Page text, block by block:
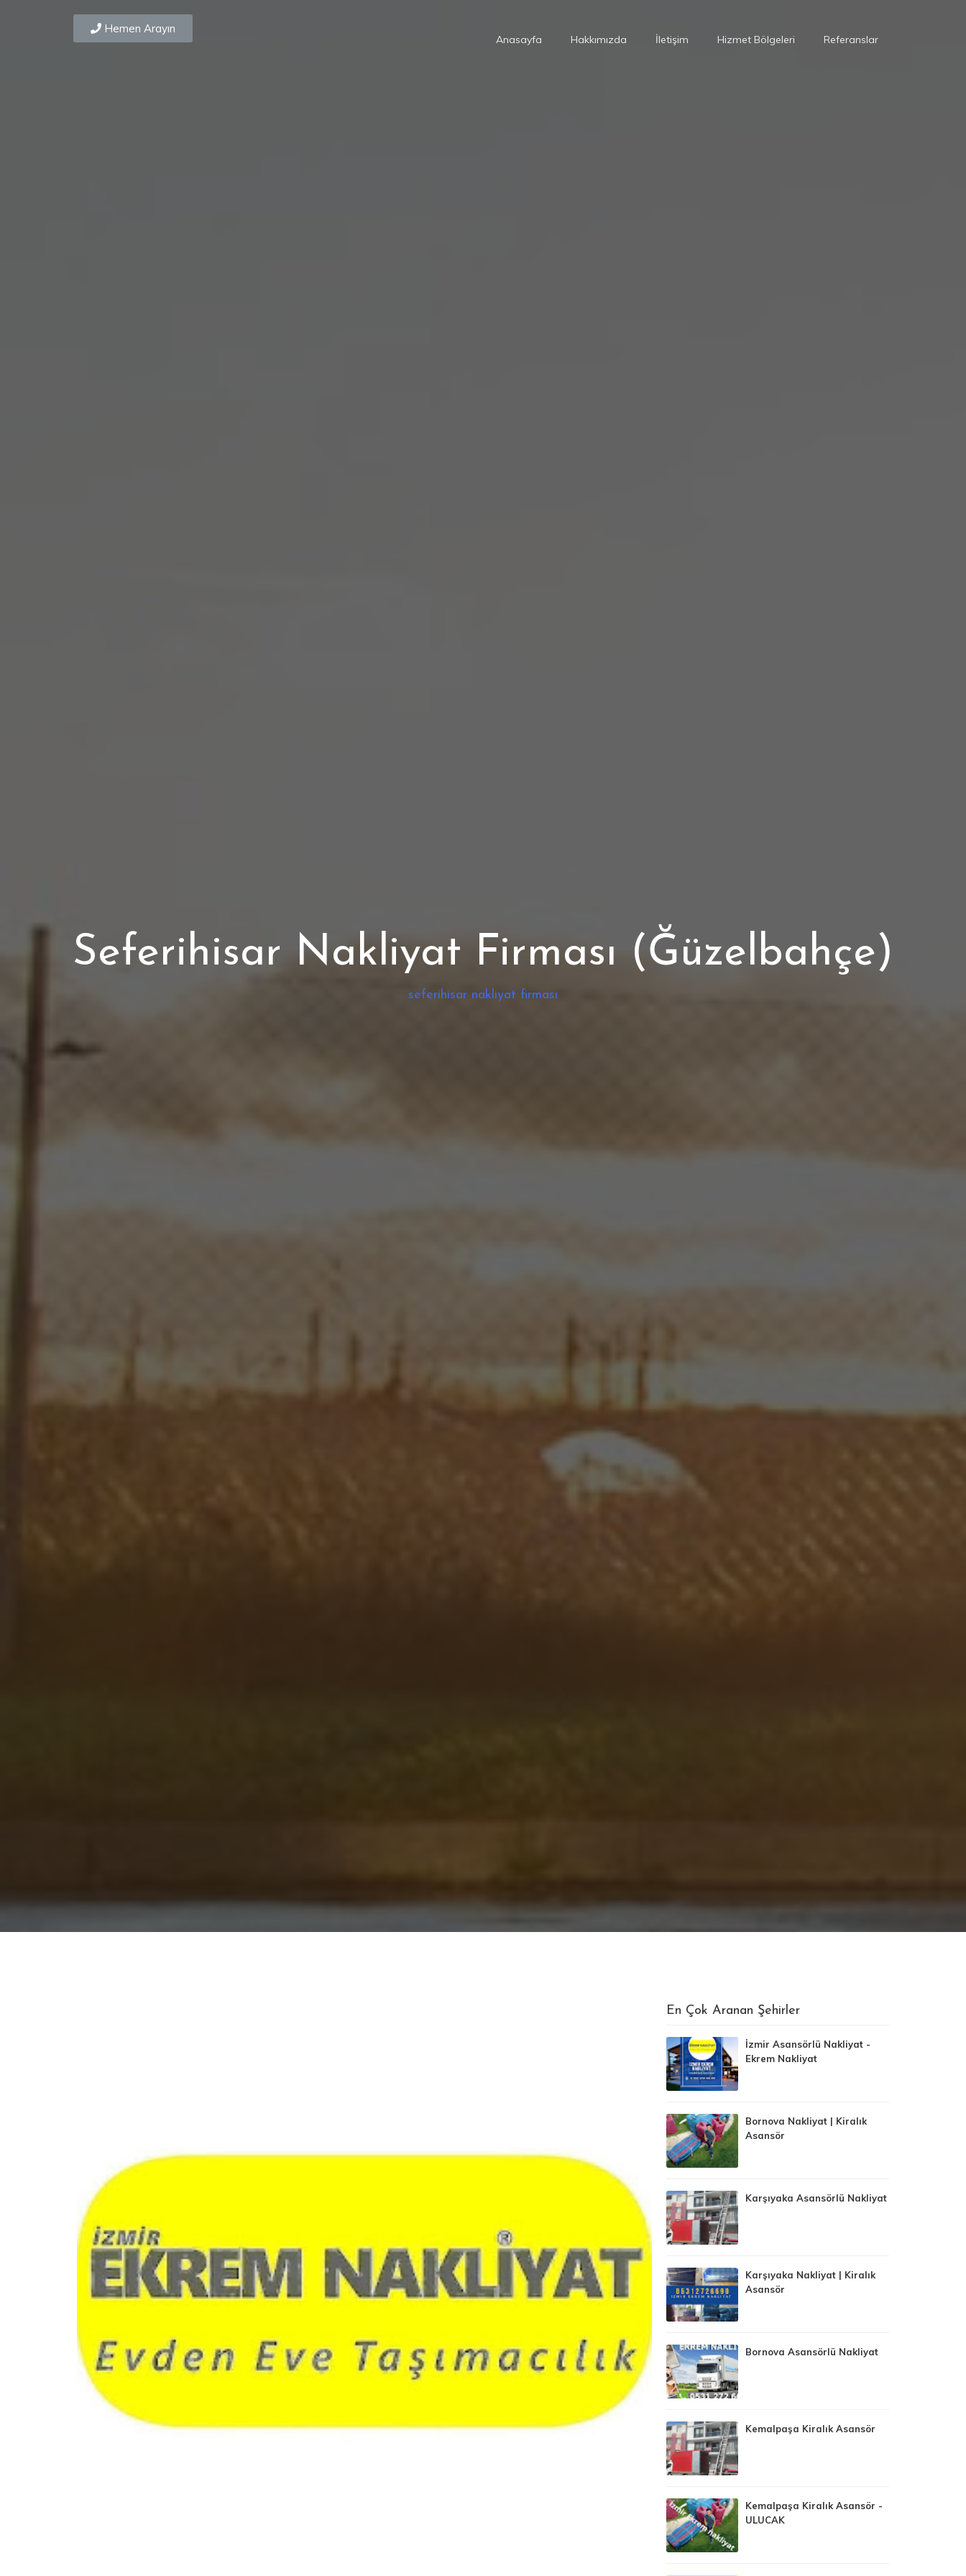
Hemen Arayın
Anasayfa Hakkımızda İletişim Hizmet Bölgeleri Referanslar
Seferihisar Nakliyat Firması (Ğüzelbahçe)
seferihisar nakliyat firması
En Çok Aranan Şehirler
İzmir Asansörlü Nakliyat -
Ekrem Nakliyat
Bornova Nakliyat | Kiralık
Asansör
Karşıyaka Asansörlü Nakliyat
Karşıyaka Nakliyat | Kiralık
Asansör
Bornova Asansörlü Nakliyat
Kemalpaşa Kiralık Asansör
Kemalpaşa Kiralık Asansör -
ULUCAK